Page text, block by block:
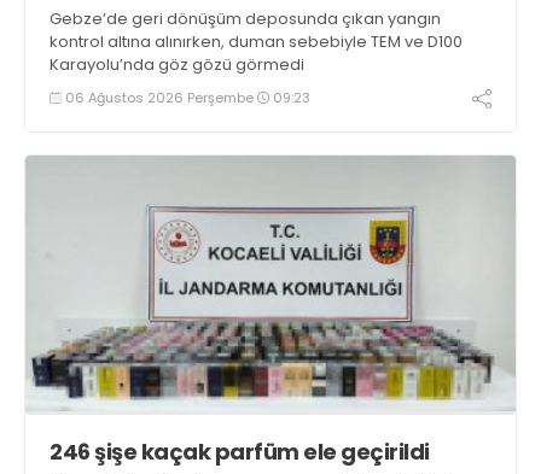
Gebze’de geri dönüşüm deposunda çıkan yangın
kontrol altına alınırken, duman sebebiyle TEM ve D100
Karayolu’nda göz gözü görmedi
06 Ağustos 2026 Perşembe 09:23
246 şişe kaçak parfüm ele geçirildi